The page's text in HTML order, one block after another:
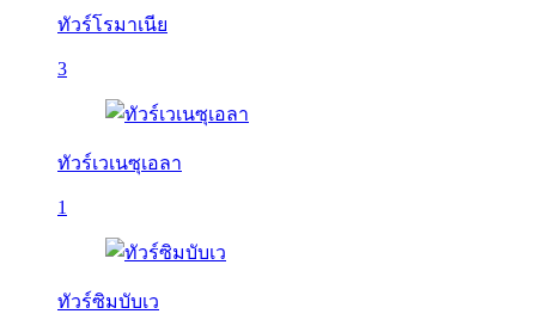
ทัวร์โรมาเนีย
3
ทัวร์เวเนซุเอลา
1
ทัวร์ซิมบับเว